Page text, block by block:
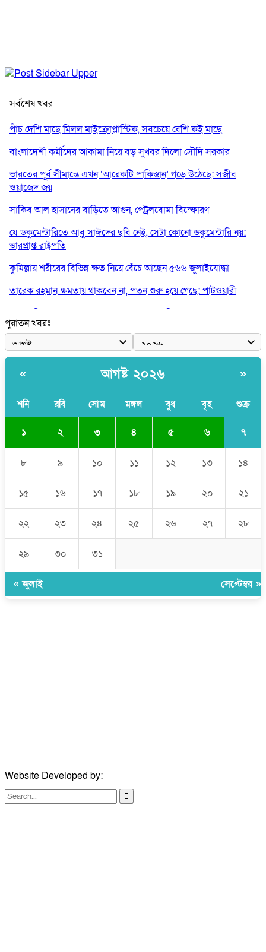
সর্বশেষ খবর
পাঁচ দেশি মাছে মিলল মাইক্রোপ্লাস্টিক, সবচেয়ে বেশি কই মাছে
বাংলাদেশী কর্মীদের আকামা নিয়ে বড় সুখবর দিলো সৌদি সরকার
ভারতের পূর্ব সীমান্তে এখন ‘আরেকটি পাকিস্তান’ গড়ে উঠেছে: সজীব
ওয়াজেদ জয়
সাকিব আল হাসানের বাড়িতে আগুন, পেট্রলবোমা বিস্ফোরণ
যে ডকুমেন্টারিতে আবু সাঈদের ছবি নেই, সেটা কোনো ডকুমেন্টারি নয়:
ভারপ্রাপ্ত রাষ্ট্রপতি
কুমিল্লায় শরীরের বিভিন্ন ক্ষত নিয়ে বেঁচে আছেন ৫৬৬ জুলাইযোদ্ধা
তারেক রহমান ক্ষমতায় থাকবেন না, পতন শুরু হয়ে গেছে: পাটওয়ারী
শেখ হাসিনাকে আর রাখতে চাচ্ছে না ভারত: আসিফ মাহমুদ
জুলাই কোনো শ্রেণি বা গোষ্ঠীর নয়, এটি সর্বস্তরের মানুষের: ড. ইউনূস
আলিয়া মাদ্রাসায় ছাত্রদল-শিবির সংঘর্ষ, হাতে পাইপ মাথায় হেলমেট পড়ে
মাঠে যুবদল নেতা নয়ন
পুরাতন খবরঃ
« আগষ্ট ২০২৬ »
শনি রবি সোম মঙ্গল বুধ বৃহ শুক্র
১ ২ ৩ ৪ ৫ ৬ ৭
৮ ৯ ১০ ১১ ১২ ১৩ ১৪
১৫ ১৬ ১৭ ১৮ ১৯ ২০ ২১
২২ ২৩ ২৪ ২৫ ২৬ ২৭ ২৮
২৯ ৩০ ৩১
« জুলাই সেপ্টেম্বর »
Website Developed by: